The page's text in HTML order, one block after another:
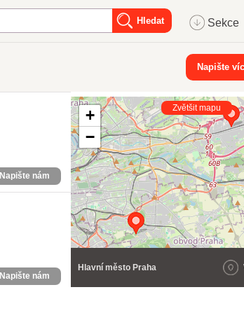
Sekce
Napište
Napište nám
Napište nám
+
−
Zvětšit mapu
Hlavní město Praha